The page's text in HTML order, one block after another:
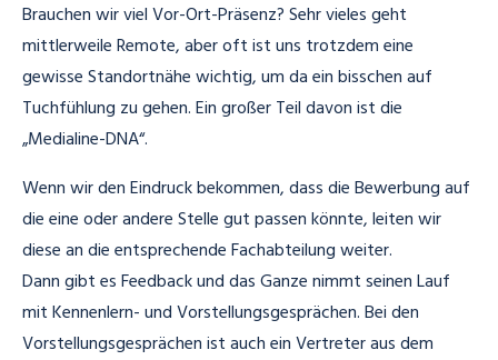
Brauchen wir viel Vor-Ort-Präsenz? Sehr vieles geht
mittlerweile Remote, aber oft ist uns trotzdem eine
gewisse Standortnähe wichtig, um da ein bisschen auf
Tuchfühlung zu gehen. Ein großer Teil davon ist die
„Medialine-DNA“.
Wenn wir den Eindruck bekommen, dass die Bewerbung auf
die eine oder andere Stelle gut passen könnte, leiten wir
diese an die entsprechende Fachabteilung weiter.
Dann gibt es Feedback und das Ganze nimmt seinen Lauf
mit Kennenlern- und Vorstellungsgesprächen.Bei den
Vorstellungsgesprächen ist auch ein Vertreter aus dem